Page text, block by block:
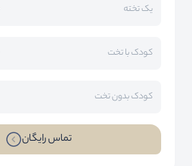
یک تخته
کودک با تخت
کودک بدون تخت
تماس رایگان